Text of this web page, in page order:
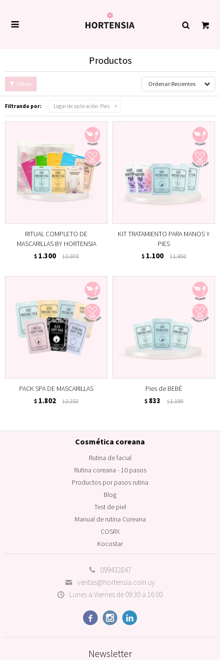

Productos
Recientes
Filtrando por: Lugar de aplicación: Pies
RITUAL COMPLETO DE
MASCARILLAS BY HORTENSIA
$ 1.300 $2.070
KIT TRATAMIENTO PARA MANOS Y
PIES
$ 1.100 $1.850
PACK SPA DE MASCARILLAS
$ 1.802 $2.253
Pies de BEBÉ
$ 833 $1.190
099432847
ventas@hortensia.com.uy
Lunes a Viernes de 09:30 a 16:00
  
Cosmética coreana
Rutina de facial
Rutina coreana - 10 pasos
Productos por pasos rutina
Blog
Test de piel
Manual de rutina Coreana
COSRX
Kocostar
Newsletter